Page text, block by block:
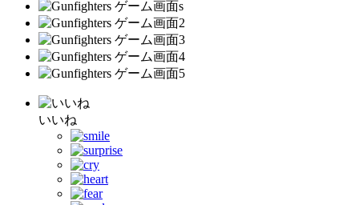
いいね